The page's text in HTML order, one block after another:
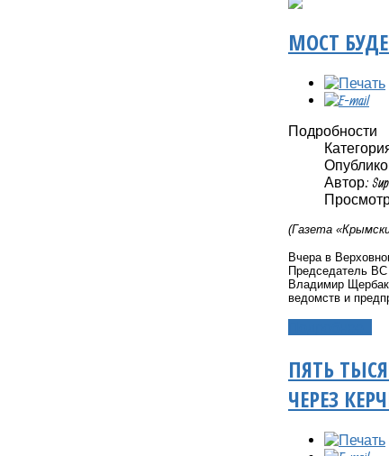
МОСТ
Подробности
Автор:
(Газета
Вчера в
Председатель ВС
Владимир
ведомств и
ПЯТЬ
ЧЕРЕЗ